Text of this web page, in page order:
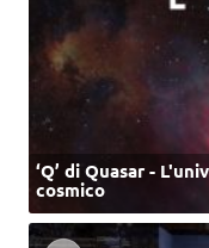
‘Q’ di Quasar -
cosmico